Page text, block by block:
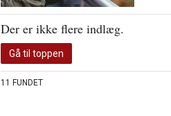
Der er ikke flere indlæg.
Gå til toppen
11 FUNDET